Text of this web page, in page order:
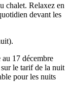
chalet. Relaxez en
devant les
17 décembre
le tarif de la nuit
pour les nuits